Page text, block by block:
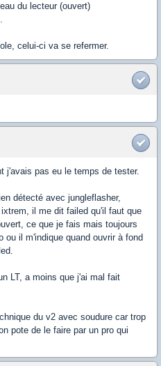
du lecteur (ouvert)
celui-ci va se refermer.
j'avais pas eu le temps de tester.
détecté avec jungleflasher,
il me dit failed qu'il faut que
ce que je fais mais toujours
ou il m'indique quand ouvrir à fond
LT, a moins que j'ai mal fait
du v2 avec soudure car trop
pote de le faire par un pro qui